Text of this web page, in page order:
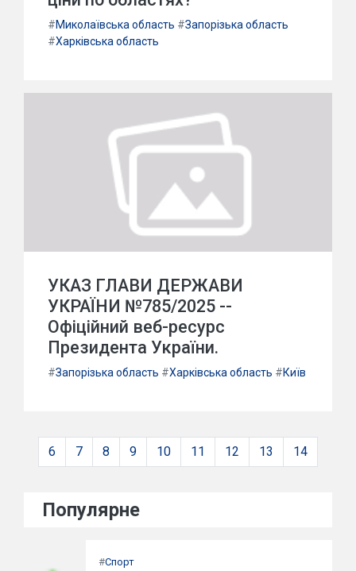
#Миколаївська область #Запорізька область
#Харківська область
УКАЗ ГЛАВИ ДЕРЖАВИ
УКРАЇНИ №785/2025 --
Офіційний веб-ресурс
Президента України.
#Запорізька область #Харківська область #Київ
6 7 8 9 10 11 12 13 14
Популярне
#Спорт